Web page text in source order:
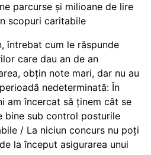
parcurse și milioane de lire
scopuri caritabile
întrebat cum le răspunde
care dau an de an
obțin note mari, dar nu au
nedeterminată: În
am încercat să ținem cât se
bine sub control posturile
/ La niciun concurs nu poți
la început asigurarea unui